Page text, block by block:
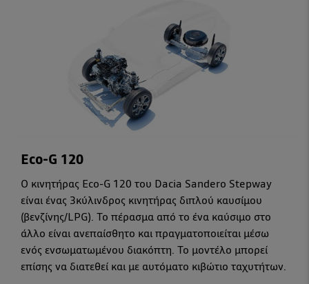
Eco-G 120
Ο κινητήρας Eco-G 120 του Dacia Sandero Stepway
είναι ένας 3κύλινδρος κινητήρας διπλού καυσίμου
(βενζίνης/LPG). Το πέρασμα από το ένα καύσιμο στο
άλλο είναι ανεπαίσθητο και πραγματοποιείται μέσω
ενός ενσωματωμένου διακόπτη. Το μοντέλο μπορεί
επίσης να διατεθεί και με αυτόματο κιβώτιο ταχυτήτων.